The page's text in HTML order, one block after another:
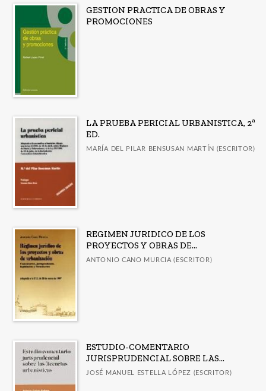
Eclesiástico
Civil
Internacional
Ver todas... (18)
NUESTRAS COLECCIONES
Derecho Administrativo
Derecho Sociedad de la Información
Derecho Urbanístico
Urbanismo
CATÁLOGOS
Guía de uso de la IA en la revisión por pares
GESTION PRACTICA DE OBRAS Y
PROMOCIONES
LA PRUEBA PERICIAL URBANISTICA, 2ª
ED.
MARÍA DEL PILAR BENSUSAN MARTÍN (ESCRITOR)
REGIMEN JURIDICO DE LOS
PROYECTOS Y OBRAS DE...
ANTONIO CANO MURCIA (ESCRITOR)
ESTUDIO-COMENTARIO
JURISPRUDENCIAL SOBRE LAS...
JOSÉ MANUEL ESTELLA LÓPEZ (ESCRITOR)